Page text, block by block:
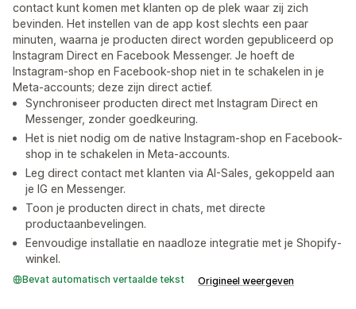
contact kunt komen met klanten op de plek waar zij zich
bevinden. Het instellen van de app kost slechts een paar
minuten, waarna je producten direct worden gepubliceerd op
Instagram Direct en Facebook Messenger. Je hoeft de
Instagram-shop en Facebook-shop niet in te schakelen in je
Meta-accounts; deze zijn direct actief.
Synchroniseer producten direct met Instagram Direct en
Messenger, zonder goedkeuring.
Het is niet nodig om de native Instagram-shop en Facebook-
shop in te schakelen in Meta-accounts.
Leg direct contact met klanten via AI-Sales, gekoppeld aan
je IG en Messenger.
Toon je producten direct in chats, met directe
productaanbevelingen.
Eenvoudige installatie en naadloze integratie met je Shopify-
winkel.
Bevat automatisch vertaalde tekst Origineel weergeven